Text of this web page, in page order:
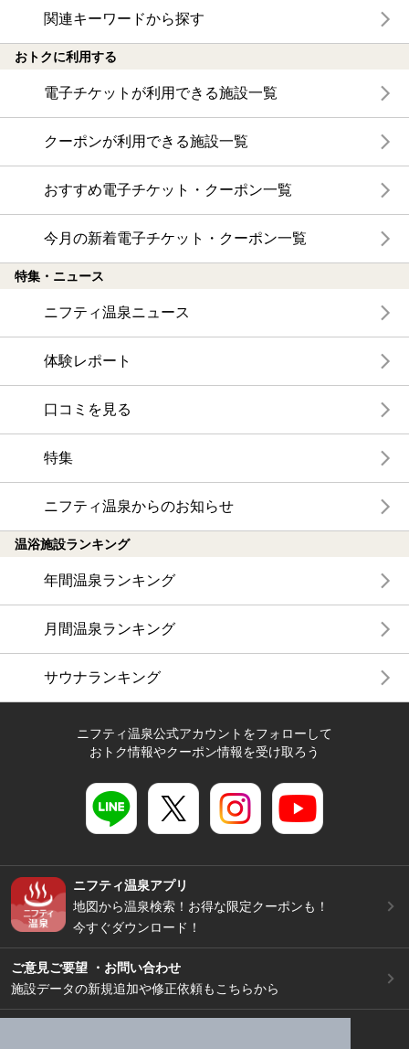
関連キーワードから探す
おトクに利用する
電子チケットが利用できる施設一覧
クーポンが利用できる施設一覧
おすすめ電子チケット・クーポン一覧
今月の新着電子チケット・クーポン一覧
特集・ニュース
ニフティ温泉ニュース
体験レポート
口コミを見る
特集
ニフティ温泉からのお知らせ
温浴施設ランキング
年間温泉ランキング
月間温泉ランキング
サウナランキング
ニフティ温泉公式アカウントをフォローして
おトク情報やクーポン情報を受け取ろう
ニフティ温泉アプリ
地図から温泉検索！お得な限定クーポンも！
今すぐダウンロード！
ご意見ご要望 ・お問い合わせ
施設データの新規追加や修正依頼もこちらから